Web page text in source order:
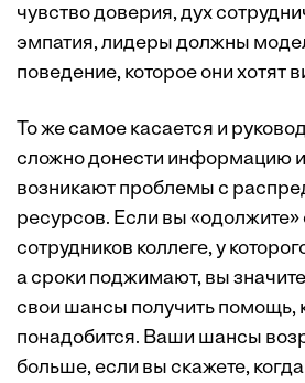
чувство доверия, дух
эмпатия, лидеры должны
поведение, которое они хотят
То же самое касается и
сложно донести информацию
возникают проблемы с
ресурсов. Если вы «одолжите»
сотрудников коллеге, у
а сроки поджимают, вы
свои шансы получить помощь,
понадобится. Ваши шансы
больше, если вы скажете,